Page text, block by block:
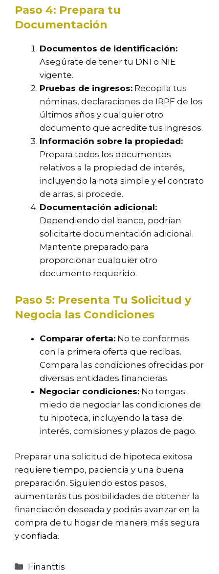
Paso 4: Prepara tu
Documentación
Documentos de identificación:
Asegúrate de tener tu DNI o NIE
vigente.
Pruebas de ingresos: Recopila tus
nóminas, declaraciones de IRPF de los
últimos años y cualquier otro
documento que acredite tus ingresos.
Información sobre la propiedad:
Prepara todos los documentos
relativos a la propiedad de interés,
incluyendo la nota simple y el contrato
de arras, si procede.
Documentación adicional:
Dependiendo del banco, podrían
solicitarte documentación adicional.
Mantente preparado para
proporcionar cualquier otro
documento requerido.
Paso 5: Presenta Tu Solicitud y
Negocia las Condiciones
Comparar oferta: No te conformes
con la primera oferta que recibas.
Compara las condiciones ofrecidas por
diversas entidades financieras.
Negociar condiciones: No tengas
miedo de negociar las condiciones de
tu hipoteca, incluyendo la tasa de
interés, comisiones y plazos de pago.
Preparar una solicitud de hipoteca exitosa
requiere tiempo, paciencia y una buena
preparación. Siguiendo estos pasos,
aumentarás tus posibilidades de obtener la
financiación deseada y podrás avanzar en la
compra de tu hogar de manera más segura
y confiada.
Categorías
Finanttis